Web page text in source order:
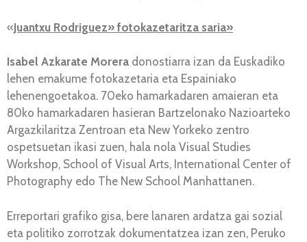
«Juantxu Rodriguez» fotokazetaritza saria»
Isabel Azkarate Morera donostiarra izan da Euskadiko
lehen emakume fotokazetaria eta Espainiako
lehenengoetakoa. 70eko hamarkadaren amaieran eta
80ko hamarkadaren hasieran Bartzelonako Nazioarteko
Argazkilaritza Zentroan eta New Yorkeko zentro
ospetsuetan ikasi zuen, hala nola Visual Studies
Workshop, School of Visual Arts, International Center of
Photography edo The New School Manhattanen.
Erreportari grafiko gisa, bere lanaren ardatza gai sozial
eta politiko zorrotzak dokumentatzea izan zen, Peruko